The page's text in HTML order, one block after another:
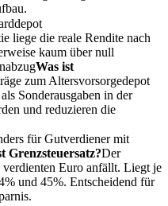
liege die reale Rendite nach
kaum über null
Was ist
zum Altersvorsorgedepot
Sonderausgaben in der
und reduzieren die
für Gutverdiener mit
Grenzsteuersatz?Der
verdienten Euro anfällt. Liegt je
und 45%. Entscheidend für